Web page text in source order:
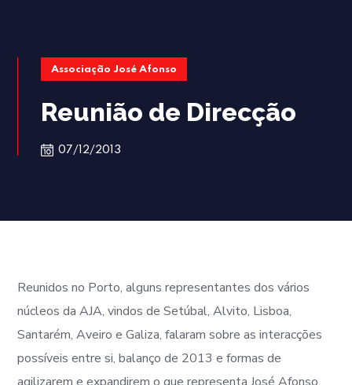
Associação José Afonso
Reunião de Direcção
07/12/2013
Reunidos no Porto, alguns representantes dos vários
núcleos da AJA, vindos de Setúbal, Alvito, Lisboa,
Santarém, Aveiro e Galiza, falaram sobre as interacções
possíveis entre si, balanço de 2013 e formas de